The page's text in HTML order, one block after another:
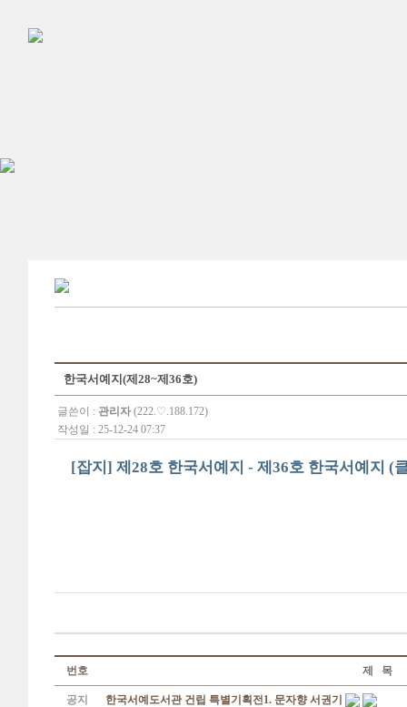
한국서예지(제28~제36호)
글쓴이 : 관리자 (222.♡.188.172)
작성일 : 25-12-24 07:37
[잡지] 제28호 한국서예지 - 제36호 한국서예지 (
번호 제 목
공지 한국서예도서관 건립 특별기획전1. 문자향 서권기